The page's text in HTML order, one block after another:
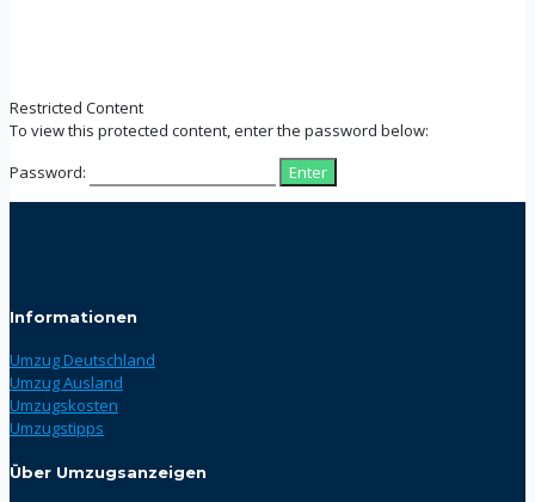
Restricted Content
To view this protected content, enter the password below:
Password:
Informationen
Umzug Deutschland
Umzug Ausland
Umzugskosten
Umzugstipps
Über Umzugsanzeigen